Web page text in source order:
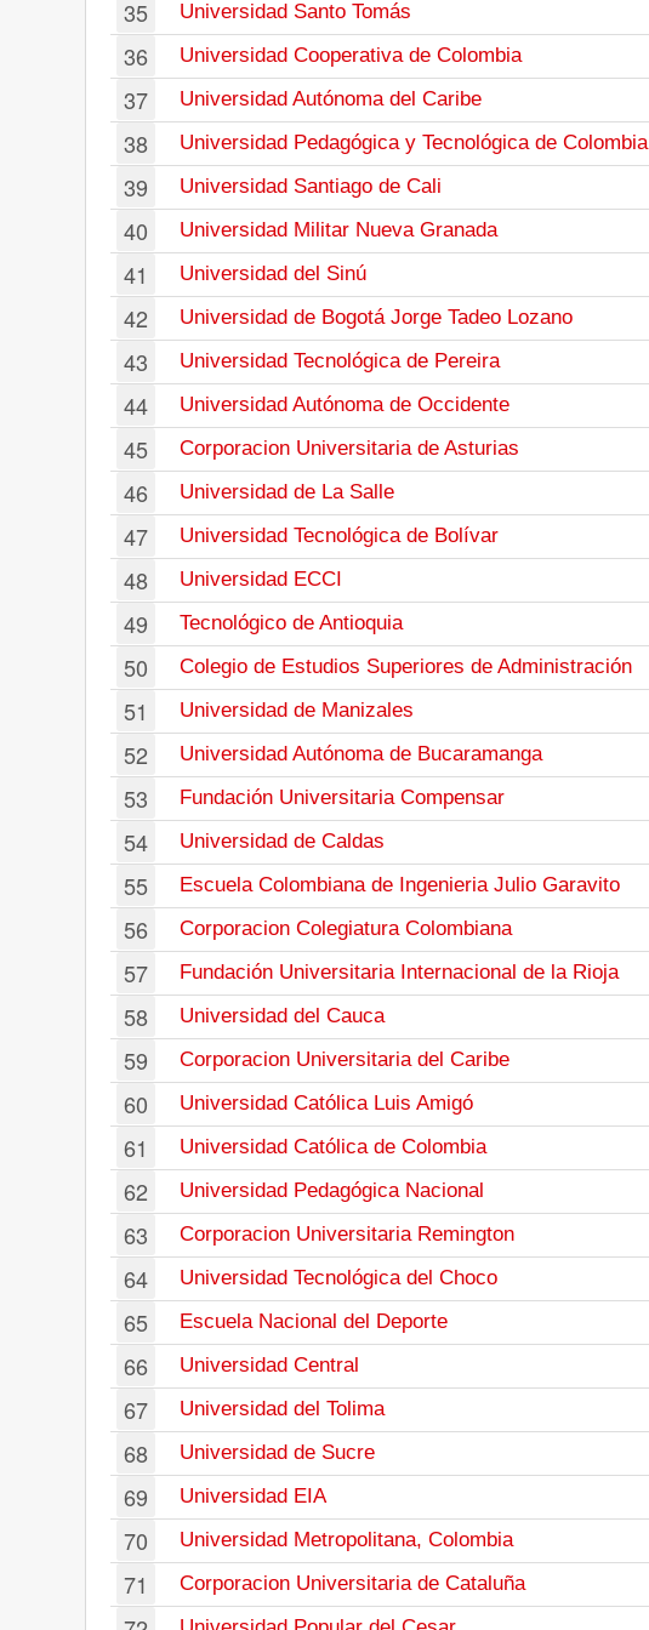
35 Universidad Santo Tomás
36 Universidad Cooperativa de Colombia
37 Universidad Autónoma del Caribe
38 Universidad Pedagógica y Tecnológica de Colombia
39 Universidad Santiago de Cali
40 Universidad Militar Nueva Granada
41 Universidad del Sinú
42 Universidad de Bogotá Jorge Tadeo Lozano
43 Universidad Tecnológica de Pereira
44 Universidad Autónoma de Occidente
45 Corporacion Universitaria de Asturias
46 Universidad de La Salle
47 Universidad Tecnológica de Bolívar
48 Universidad ECCI
49 Tecnológico de Antioquia
50 Colegio de Estudios Superiores de Administración
51 Universidad de Manizales
52 Universidad Autónoma de Bucaramanga
53 Fundación Universitaria Compensar
54 Universidad de Caldas
55 Escuela Colombiana de Ingenieria Julio Garavito
56 Corporacion Colegiatura Colombiana
57 Fundación Universitaria Internacional de la Rioja
58 Universidad del Cauca
59 Corporacion Universitaria del Caribe
60 Universidad Católica Luis Amigó
61 Universidad Católica de Colombia
62 Universidad Pedagógica Nacional
63 Corporacion Universitaria Remington
64 Universidad Tecnológica del Choco
65 Escuela Nacional del Deporte
66 Universidad Central
67 Universidad del Tolima
68 Universidad de Sucre
69 Universidad EIA
70 Universidad Metropolitana, Colombia
71 Corporacion Universitaria de Cataluña